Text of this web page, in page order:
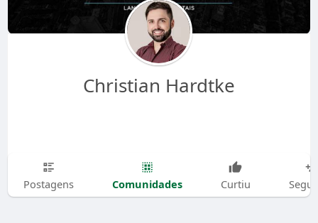
Christian Hardtke
Postagens Comunidades Curtiu